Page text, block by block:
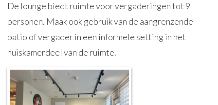
De lounge biedt ruimte voor vergaderingen tot 9
personen. Maak ook gebruik van de aangrenzende
patio of vergader in een informele setting in het
huiskamerdeel van de ruimte.